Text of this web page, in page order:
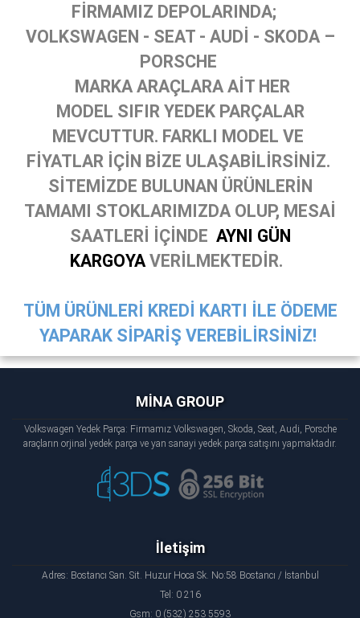
FİRMAMIZ DEPOLARINDA;
VOLKSWAGEN - SEAT - AUDİ - SKODA –
PORSCHE
MARKA ARAÇLARA AİT HER
MODEL SIFIR YEDEK PARÇALAR
MEVCUTTUR. FARKLI MODEL VE
FİYATLAR İÇİN BİZE ULAŞABİLİRSİNİZ.
SİTEMİZDE BULUNAN ÜRÜNLERİN
TAMAMI STOKLARIMIZDA OLUP, MESAİ
SAATLERİ İÇİNDE AYNI GÜN
KARGOYA VERİLMEKTEDİR.
TÜM ÜRÜNLERİ KREDİ KARTI İLE ÖDEME
YAPARAK SİPARİŞ VEREBİLİRSİNİZ!
MİNA GROUP
Volkswagen Yedek Parça: Firmamız Volkswagen, Skoda, Seat, Audi, Porsche
araçların orjinal yedek parça ve yan sanayi yedek parça satışını yapmaktadır.
İletişim
Adres: Bostancı San. Sit. Huzur Hoca Sk. No:58 Bostancı / İstanbul
Tel: 0 216
Gsm: 0 (532) 253 5593